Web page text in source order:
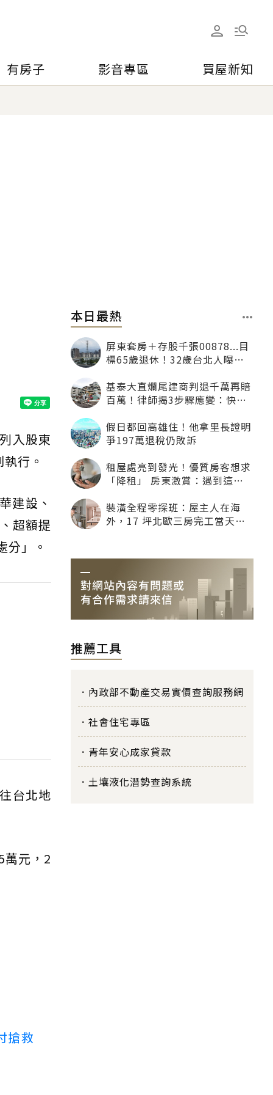
有房子 影音專區 買屋新知
入股東
行。
建設、
超額提
分」。
台北地
萬元，2
搶救
本日最熱
屏東套房＋存股千張00878...目
標65歲退休！32歲台北人曝：
基泰大直爛尾建商判退千萬再賠
百萬！律師揭3步驟應變：快通
假日都回高雄住！他拿里長證明
爭197萬退稅仍敗訴
租屋處亮到發光！優質房客想求
「降租」 房東激賞：遇到這種
裝潢全程零探班：屋主人在海
外，17 坪北歐三房完工當天才
推薦工具
內政部不動產交易實價查詢服務網
社會住宅專區
青年安心成家貸款
土壤液化潛勢查詢系統